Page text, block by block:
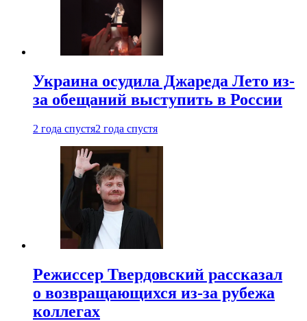
Украина осудила Джареда Лето из-
за обещаний выступить в России
2 года спустя2 года спустя
Режиссер Твердовский рассказал
о возвращающихся из-за рубежа
коллегах